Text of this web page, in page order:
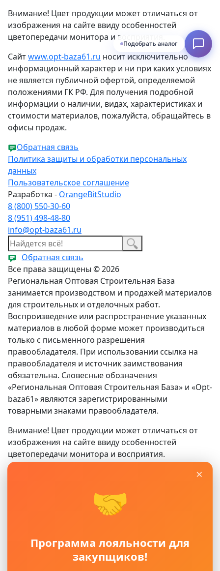
×
🤝
Программа лояльности для
закупщиков!
Внимание! Цвет продукции может отличаться от
изображения на сайте ввиду особенностей
цветопередачи монитора и восприятия.
Сайтwww.opt-baza61.ru носит исключительно
информационный характер и ни при каких условиях
не является публичной офертой, определяемой
положениями ГК РФ. Для получения подробной
информации о наличии, видах, характеристиках и
стоимости материалов, пожалуйста, обращайтесь в
офисы продаж.
Обратная связь
Политика защиты и обработки персональных
данных
Пользовательское соглашение
Разработка - OrangeBitStudio
8 (800) 550-30-60
8 (951) 498-48-80
info@opt-baza61.ru
Обратная связь
Все права защищены © 2026
Региональная Оптовая Строительная База
занимается производством и продажей материалов
для строительных и отделочных работ.
Воспроизведение или распространение указанных
материалов в любой форме может производиться
только с письменного разрешения
правообладателя. При использовании ссылка на
правообладателя и источник заимствования
обязательна. Словесные обозначения
«Региональная Оптовая Строительная База» и «Opt-
baza61» являются зарегистрированными
товарными знаками правообладателя.
Внимание! Цвет продукции может отличаться от
изображения на сайте ввиду особенностей
цветопередачи монитора и восприятия.
не является публичной офертой, определяемой
положениями ГК РФ. Для получения подробной
офисы продаж.
Политика защиты и обработки персональных
Подобрать аналог